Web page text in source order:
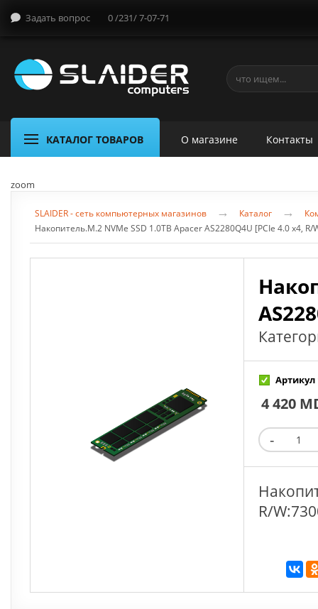
Задать вопрос 0 /231/ 7-07-71
КАТАЛОГ ТОВАРОВ О магазине Контакты
zoom
SLAIDER - сеть компьютерных магазинов → Каталог →
Накопитель.M.2 NVMe SSD 1.0TB Apacer AS2280Q4U [PCIe 4.0 x4, R/
Артикул
4 420
R/